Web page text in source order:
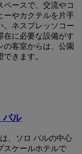
ペースで、交流やコ
ーやカクテルを片手
。ネスプレッソコー
在に必要な設備がす
の客室からは、公園
きます。
バル
、ソロ バルの中心
スケールホテルで